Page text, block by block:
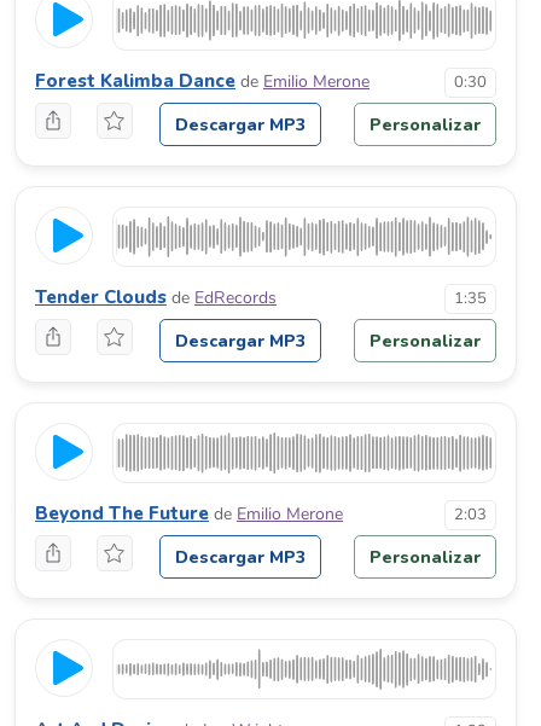
Forest Kalimba Dance de Emilio Merone 0:30
Descargar MP3 Personalizar
Tender Clouds de EdRecords 1:35
Descargar MP3 Personalizar
Beyond The Future de Emilio Merone 2:03
Descargar MP3 Personalizar